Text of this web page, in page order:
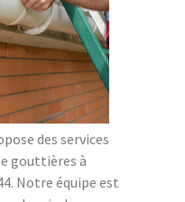
des services
gouttières à
Notre équipe est